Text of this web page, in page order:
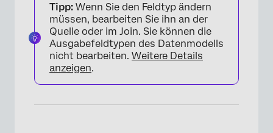
Tipp: Wenn Sie den Feldtyp ändern
müssen, bearbeiten Sie ihn an der
Quelle oder im Join. Sie können die
Ausgabefeldtypen des Datenmodells
nicht bearbeiten. Weitere Details
anzeigen.